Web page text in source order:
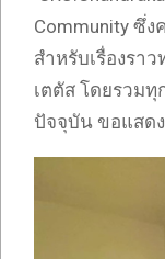
Community ซึ่
สำหรับเรื่องรา
เตตัส โดยรวม
ปัจจุบัน ขอแสด